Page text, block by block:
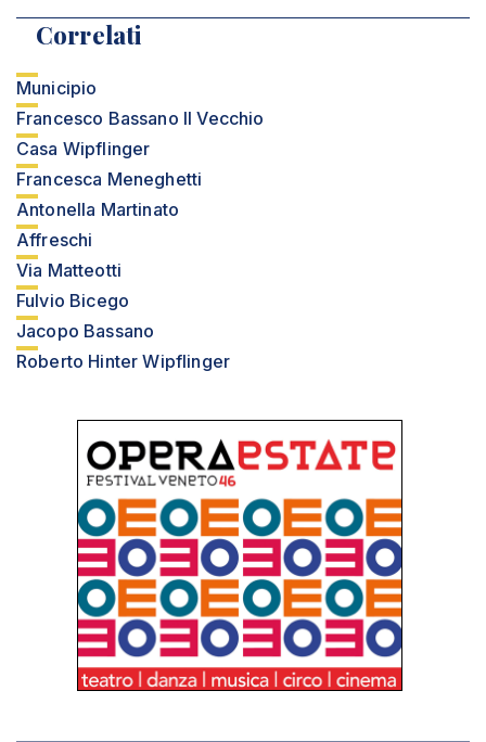
Correlati
Municipio
Francesco Bassano Il Vecchio
Casa Wipflinger
Francesca Meneghetti
Antonella Martinato
Affreschi
Via Matteotti
Fulvio Bicego
Jacopo Bassano
Roberto Hinter Wipflinger